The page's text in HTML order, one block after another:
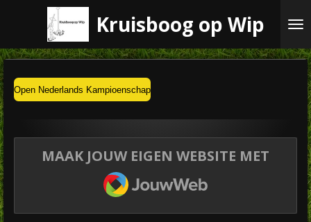
de
Kruisboog op Wip
Open Nederlands Kampioenschap
MAAK JOUW EIGEN WEBSITE MET
JOUWWEB